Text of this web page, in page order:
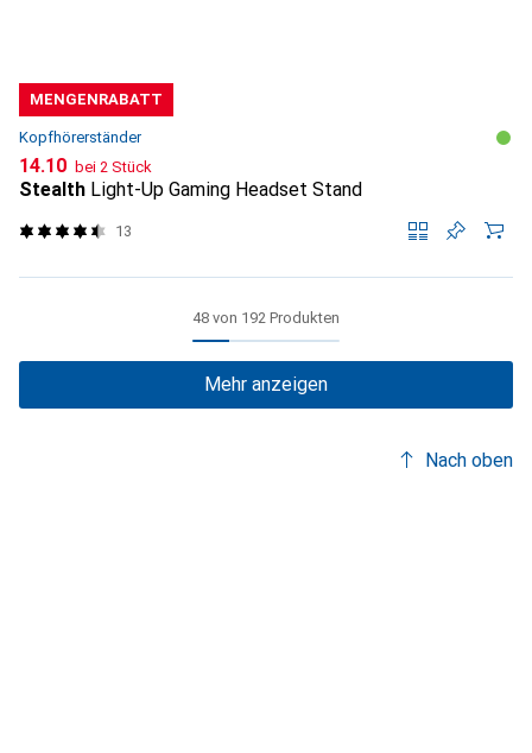
MENGENRABATT
Kopfhörerständer
CHF
14.10 bei 2 Stück
Stealth Light-Up Gaming Headset Stand
13
48 von 192 Produkten
Mehr anzeigen
Nach oben